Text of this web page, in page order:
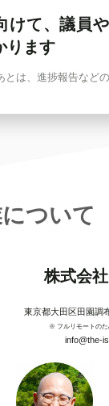
けて、議員
ります
とは、進捗報告など
ついて
株式会
東京都大田区田園調
※ フルリモートのた
info@the-